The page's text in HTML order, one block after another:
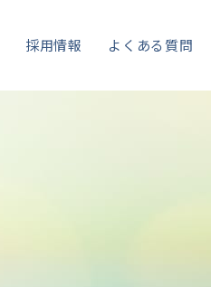
採用情報 よくある質問